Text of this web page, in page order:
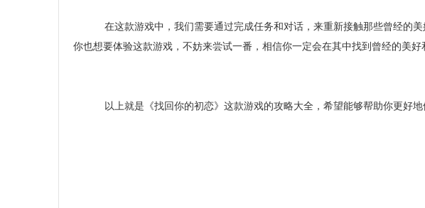
在这款游戏中，我们需要通过完成任务和对话，来重新接触那些曾经的
你也想要体验这款游戏，不妨来尝试一番，相信你一定会在其中找到曾经的美好
以上就是《找回你的初恋》这款游戏的攻略大全，希望能够帮助你更好地